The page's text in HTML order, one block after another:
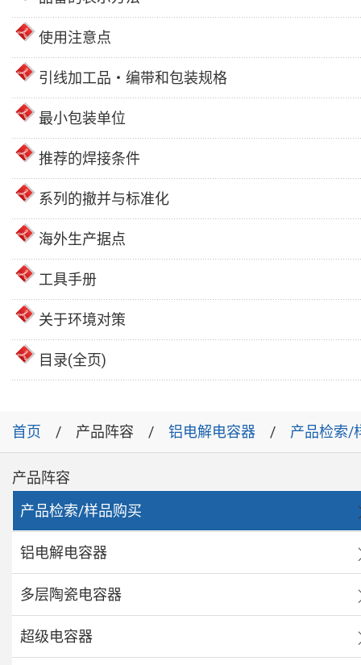
使用注意点
引线加工品・编带和包装规格
最小包装单位
推荐的焊接条件
系列的撤并与标准化
海外生产据点
工具手册
关于环境对策
目录(全页)
首页 产品阵容 铝电解电容器 产品检索/
产品阵容
产品检索/样品购买
铝电解电容器
多层陶瓷电容器
超级电容器